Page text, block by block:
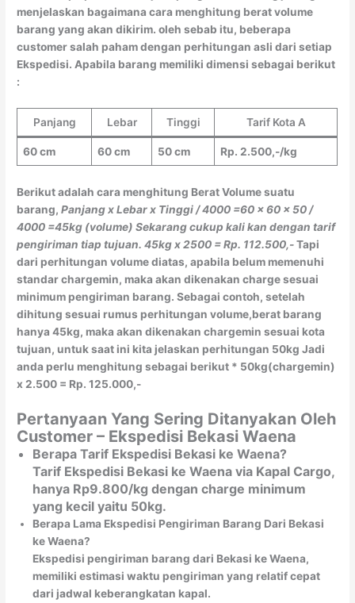
menjelaskan bagaimana cara menghitung berat volume
barang yang akan dikirim. oleh sebab itu, beberapa
customer salah paham dengan perhitungan asli dari setiap
Ekspedisi. Apabila barang memiliki dimensi sebagai berikut
:
Panjang Lebar Tinggi Tarif Kota A
60 cm 60 cm 50 cm Rp. 2.500,-/kg
Berikut adalah cara menghitung Berat Volume suatu
barang,Panjang x Lebar x Tinggi / 4000 =60 x 60 x 50 /
4000 =45kg (volume) Sekarang cukup kali kan dengan tarif
pengiriman tiap tujuan. 45kg x 2500 = Rp. 112.500,-Tapi
dari perhitungan volume diatas, apabila belum memenuhi
standar chargemin, maka akan dikenakan charge sesuai
minimum pengiriman barang. Sebagai contoh, setelah
dihitung sesuai rumus perhitungan volume,berat barang
hanya 45kg, maka akan dikenakan chargemin sesuai kota
tujuan, untuk saat ini kita jelaskan perhitungan 50kg Jadi
anda perlu menghitung sebagai berikut * 50kg(chargemin)
x 2.500 = Rp. 125.000,-
Pertanyaan Yang Sering Ditanyakan Oleh
Customer – Ekspedisi Bekasi Waena
Berapa Tarif Ekspedisi Bekasi ke Waena?
Tarif Ekspedisi Bekasi ke Waena via Kapal Cargo,
hanya Rp9.800/kg dengan charge minimum
yang kecil yaitu 50kg.
Berapa Lama Ekspedisi Pengiriman Barang Dari Bekasi
ke Waena?
Ekspedisi pengiriman barang dari Bekasi ke Waena,
memiliki estimasi waktu pengiriman yang relatif cepat
dari jadwal keberangkatan kapal.